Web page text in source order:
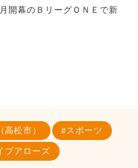
開幕のＢリーグＯＮＥで新
高松市） スポーツ
ブアローズ